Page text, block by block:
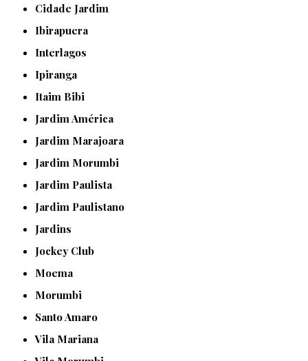
Cidade Jardim
Ibirapuera
Interlagos
Ipiranga
Itaim Bibi
Jardim América
Jardim Marajoara
Jardim Morumbi
Jardim Paulista
Jardim Paulistano
Jardins
Jockey Club
Moema
Morumbi
Santo Amaro
Vila Mariana